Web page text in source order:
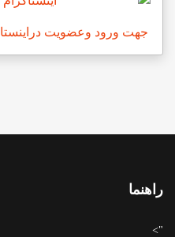
جهت ورود وعضویت
راهنما
">